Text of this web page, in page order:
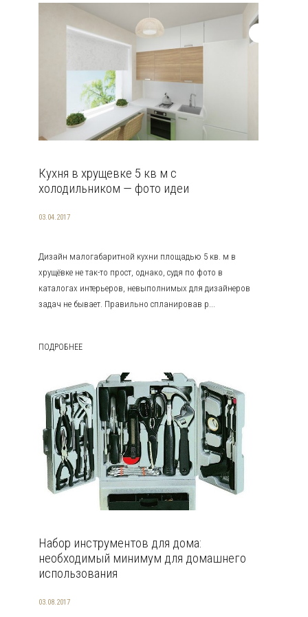
Кухня в хрущевке 5 кв м с
холодильником — фото идеи
03.04.2017
Дизайн малогабаритной кухни площадью 5 кв. м в
хрущёвке не так-то прост, однако, судя по фото в
каталогах интерьеров, невыполнимых для дизайнеров
задач не бывает. Правильно спланировав р...
ПОДРОБНЕЕ
Набор инструментов для дома:
необходимый минимум для домашнего
использования
03.08.2017